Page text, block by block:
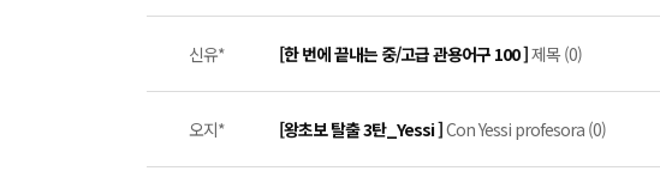
신유* [한 번에 끝내는 중/고급 관용어구 100 ]제목 (0)
오지* [왕초보 탈출 3탄_Yessi ]Con Yessi profesora (0)